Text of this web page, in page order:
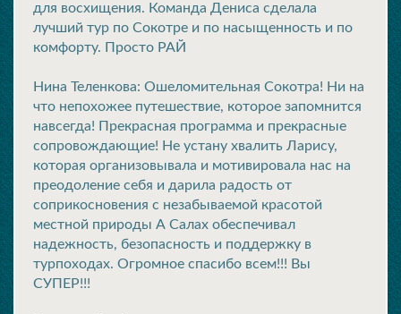
для восхищения. Команда Дениса сделала
лучший тур по Сокотре и по насыщенность и по
комфорту. Просто РАЙ
Нина Теленкова: Ошеломительная Сокотра! Ни на
что непохожее путешествие, которое запомнится
навсегда! Прекрасная программа и прекрасные
сопровождающие! Не устану хвалить Ларису,
которая организовывала и мотивировала нас на
преодоление себя и дарила радость от
соприкосновения с незабываемой красотой
местной природы А Салах обеспечивал
надежность, безопасность и поддержку в
турпоходах. Огромное спасибо всем!!! Вы
СУПЕР!!!